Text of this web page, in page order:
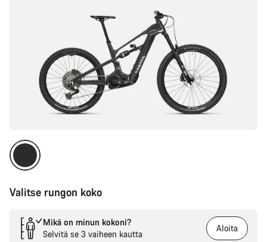
Valitse rungon koko
Mikä on minun kokoni?
Selvitä se 3 vaiheen kautta
Aloita